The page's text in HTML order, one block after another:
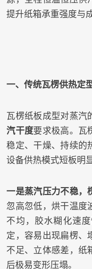
提升纸箱承重强度与
一、传统瓦楞供热定
瓦楞纸板成型对蒸汽
汽干度要求极高。瓦
稳定、干燥、持续的
设备供热模式短板明
一是蒸汽压力不稳，
忽高忽低，烘干温度
不均，胶水糊化速
定，容易出现扁楞、
不足、立体感差，纸
后极易变形压塌。